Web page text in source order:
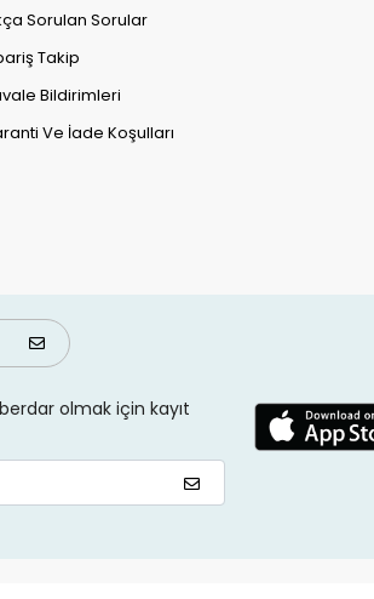
Sorulan Sorular
Takip
Bildirimleri
Ve İade Koşulları
olmak için kayıt